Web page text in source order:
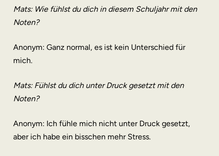
Mats: Wie fühlst du dich in diesem Schuljahr mit den
Noten?
Anonym: Ganz normal, es ist kein Unterschied für
mich.
Mats: Fühlst du dich unter Druck gesetzt mit den
Noten?
Anonym: Ich fühle mich nicht unter Druck gesetzt,
aber ich habe ein bisschen mehr Stress.